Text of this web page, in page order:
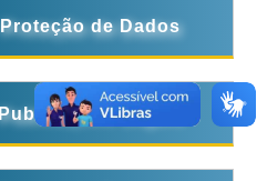
Proteção de Dados
Publicações Legais